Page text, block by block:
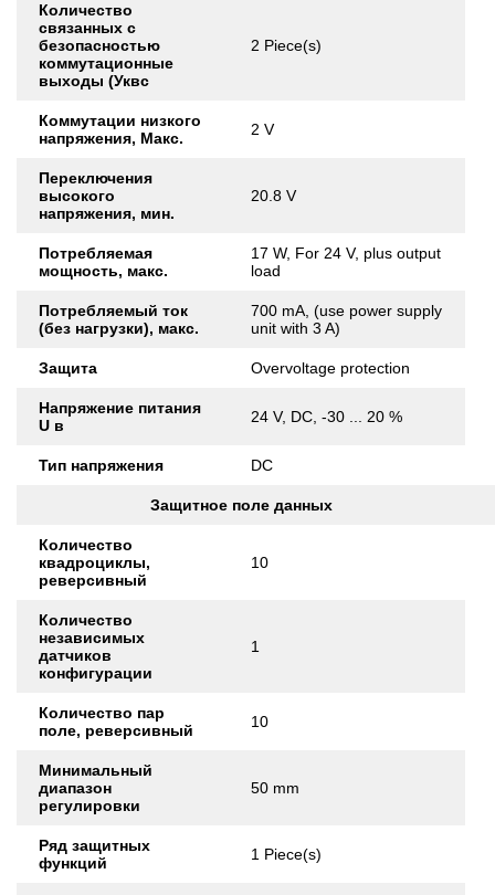
Количество
связанных с
безопасностью
коммутационные
выходы (Уквс
2 Piece(s)
Коммутации низкого
напряжения, Макс.
2 V
Переключения
высокого
напряжения, мин.
20.8 V
Потребляемая
мощность, макс.
17 W, For 24 V, plus output
load
Потребляемый ток
(без нагрузки), макс.
700 mA, (use power supply
unit with 3 A)
Защита Overvoltage protection
Напряжение питания
U в
24 V, DC, -30 ... 20 %
Тип напряжения DC
Защитное поле данных
Количество
квадроциклы,
реверсивный
10
Количество
независимых
датчиков
конфигурации
1
Количество пар
поле, реверсивный
10
Минимальный
диапазон
регулировки
50 mm
Ряд защитных
функций
1 Piece(s)